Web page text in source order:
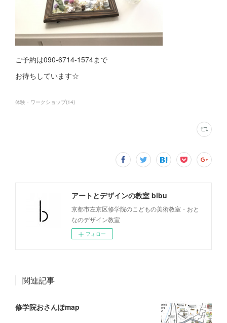
ご予約は090-6714-1574まで
お待ちしています☆
体験・ワークショップ(14)
アートとデザインの教室 bibu
京都市左京区修学院のこどもの美術教室・おと
なのデザイン教室
フォロー
関連記事
修学院おさんぽmap